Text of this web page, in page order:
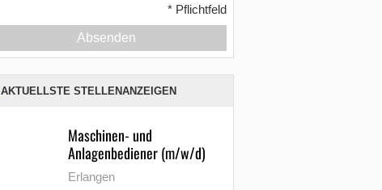
* Pflichtfeld
Absenden
AKTUELLSTE STELLENANZEIGEN
Maschinen- und
Anlagenbediener (m/w/d)
Erlangen